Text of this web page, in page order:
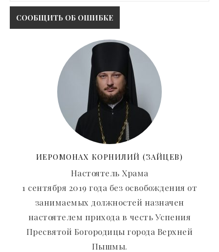
ИЕРОМОНАХ КОРНИЛИЙ (ЗАЙЦЕВ)
Настоятель Храма
1 сентября 2019 года без освобождения от
занимаемых должностей назначен
настоятелем прихода в честь Успения
Пресвятой Богородицы города Верхней
Пышмы.